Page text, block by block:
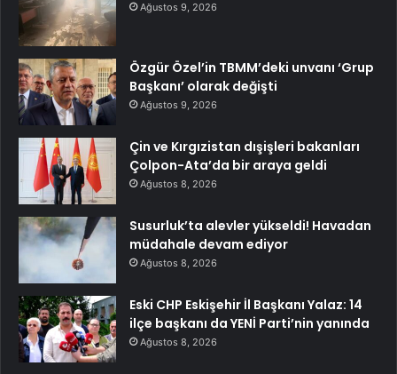
Ağustos 9, 2026
Özgür Özel’in TBMM’deki unvanı ‘Grup
Başkanı’ olarak değişti
Ağustos 9, 2026
Çin ve Kırgızistan dışişleri bakanları
Çolpon-Ata’da bir araya geldi
Ağustos 8, 2026
Susurluk’ta alevler yükseldi! Havadan
müdahale devam ediyor
Ağustos 8, 2026
Eski CHP Eskişehir İl Başkanı Yalaz: 14
ilçe başkanı da YENİ Parti’nin yanında
Ağustos 8, 2026